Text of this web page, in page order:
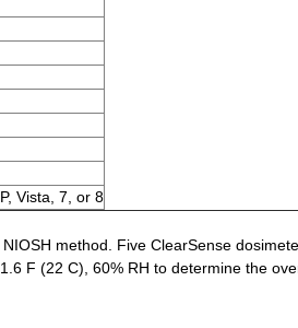
Vista, 7, or 8
method. Five ClearSense
F (22 C), 60% RH to determine the